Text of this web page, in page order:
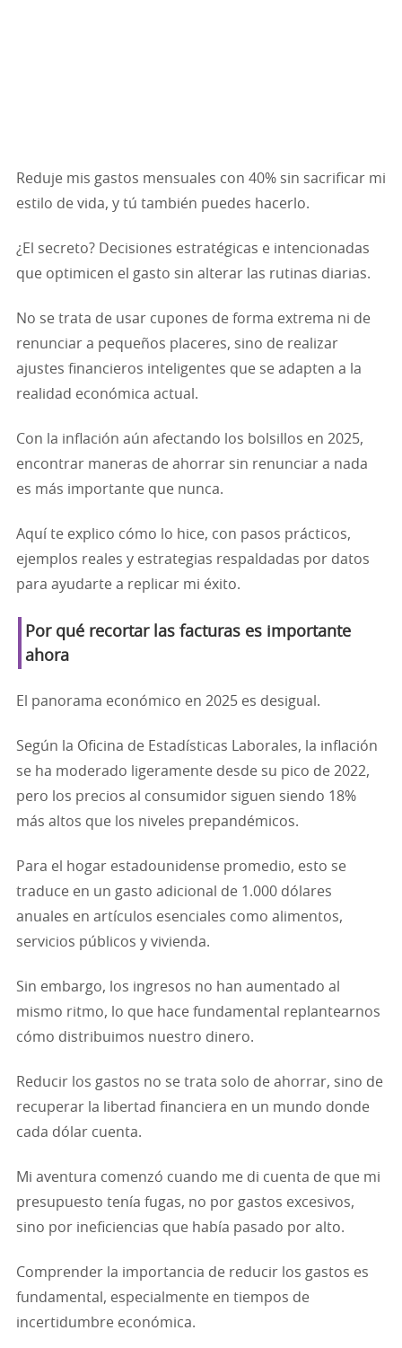
Reduje mis gastos mensuales con 40% sin sacrificar mi
estilo de vida, y tú también puedes hacerlo.
¿El secreto? Decisiones estratégicas e intencionadas
que optimicen el gasto sin alterar las rutinas diarias.
No se trata de usar cupones de forma extrema ni de
renunciar a pequeños placeres, sino de realizar
ajustes financieros inteligentes que se adapten a la
realidad económica actual.
Con la inflación aún afectando los bolsillos en 2025,
encontrar maneras de ahorrar sin renunciar a nada
es más importante que nunca.
Aquí te explico cómo lo hice, con pasos prácticos,
ejemplos reales y estrategias respaldadas por datos
para ayudarte a replicar mi éxito.
Por qué recortar las facturas es importante
ahora
El panorama económico en 2025 es desigual.
Según la Oficina de Estadísticas Laborales, la inflación
se ha moderado ligeramente desde su pico de 2022,
pero los precios al consumidor siguen siendo 18%
más altos que los niveles prepandémicos.
Para el hogar estadounidense promedio, esto se
traduce en un gasto adicional de 1.000 dólares
anuales en artículos esenciales como alimentos,
servicios públicos y vivienda.
Sin embargo, los ingresos no han aumentado al
mismo ritmo, lo que hace fundamental replantearnos
cómo distribuimos nuestro dinero.
Reducir los gastos no se trata solo de ahorrar, sino de
recuperar la libertad financiera en un mundo donde
cada dólar cuenta.
Mi aventura comenzó cuando me di cuenta de que mi
presupuesto tenía fugas, no por gastos excesivos,
sino por ineficiencias que había pasado por alto.
Comprender la importancia de reducir los gastos es
fundamental, especialmente en tiempos de
incertidumbre económica.